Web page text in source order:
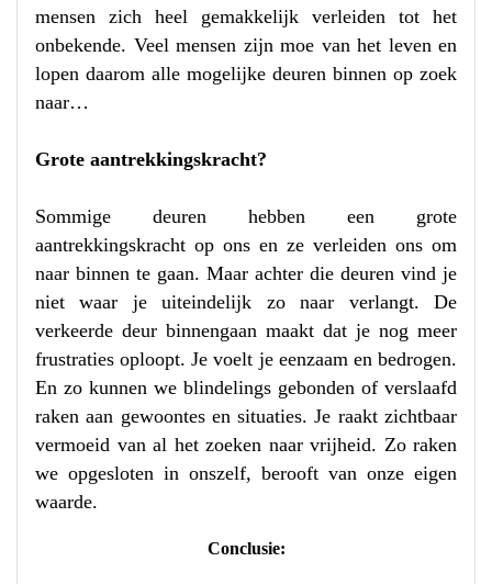
mensen zich heel gemakkelijk verleiden tot het
onbekende. Veel mensen zijn moe van het leven en
lopen daarom alle mogelijke deuren binnen op zoek
naar…
Grote aantrekkingskracht?
Sommige deuren hebben een grote
aantrekkingskracht op ons en ze verleiden ons om
naar binnen te gaan. Maar achter die deuren vind je
niet waar je uiteindelijk zo naar verlangt. De
verkeerde deur binnengaan maakt dat je nog meer
frustraties oploopt. Je voelt je eenzaam en bedrogen.
En zo kunnen we blindelings gebonden of verslaafd
raken aan gewoontes en situaties. Je raakt zichtbaar
vermoeid van al het zoeken naar vrijheid. Zo raken
we opgesloten in onszelf, berooft van onze eigen
waarde.
Conclusie: